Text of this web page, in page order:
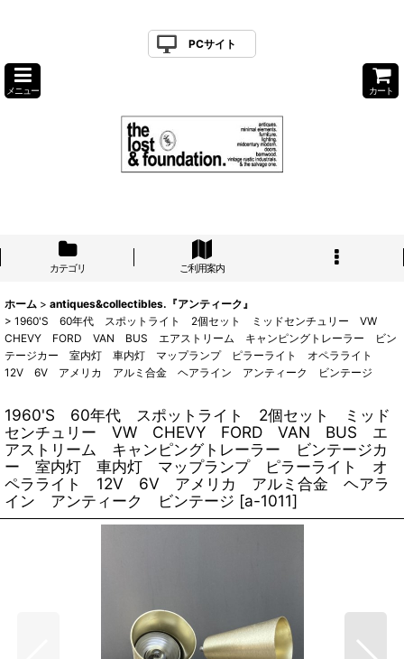
PCサイト
メニュー カート
カテゴリ ご利用案内
ホーム > antiques&collectibles.『アンティーク』
> 1960'S 60年代 スポットライト 2個セット ミッドセンチュリー VW
CHEVY FORD VAN BUS エアストリーム キャンピングトレーラー ビン
テージカー 室内灯 車内灯 マップランプ ピラーライト オペラライト
12V 6V アメリカ アルミ合金 ヘアライン アンティーク ビンテージ
1960'S 60年代 スポットライト 2個セット ミッド
センチュリー VW CHEVY FORD VAN BUS エ
アストリーム キャンピングトレーラー ビンテージカ
ー 室内灯 車内灯 マップランプ ピラーライト オ
ペラライト 12V 6V アメリカ アルミ合金 ヘアラ
イン アンティーク ビンテージ [a-1011]